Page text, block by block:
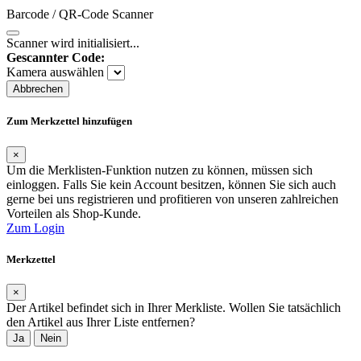
Barcode / QR-Code Scanner
Scanner wird initialisiert...
Gescannter Code:
Kamera auswählen
Abbrechen
Zum Merkzettel hinzufügen
×
Um die Merklisten-Funktion nutzen zu können, müssen sich
einloggen. Falls Sie kein Account besitzen, können Sie sich auch
gerne bei uns registrieren und profitieren von unseren zahlreichen
Vorteilen als Shop-Kunde.
Zum Login
Merkzettel
×
Der Artikel befindet sich in Ihrer Merkliste. Wollen Sie tatsächlich
den Artikel aus Ihrer Liste entfernen?
Ja Nein